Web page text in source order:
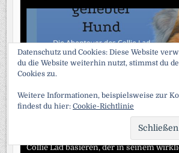
Die Abenteuer des Collie Lad. Autor:
Payson. Der Roman besteht aus zwölf
Abenteuern, die auf dem Leben des von
Collie Lad basieren, der in seinem
Datenschutz und Cookies: Diese Website
du die Website weiterhin nutzt, stimmst du
Cookies zu.
Weitere Informationen, beispielsweise zur
findest du hier: Cookie-Richtlinie